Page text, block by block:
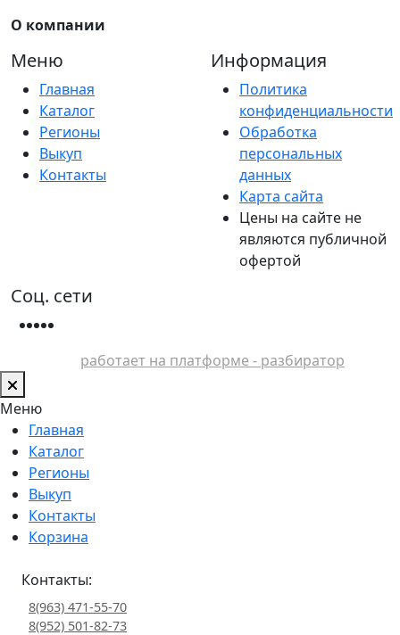
О компании
Меню
Главная
Каталог
Регионы
Выкуп
Контакты
Информация
Политика
конфиденциальности
Обработка
персональных
данных
Карта сайта
Цены на сайте не
являются публичной
офертой
Соц. сети
работает на платформе - разбиратор
Меню
Главная
Каталог
Регионы
Выкуп
Контакты
Корзина
Контакты:
8(963) 471-55-70
8(952) 501-82-73